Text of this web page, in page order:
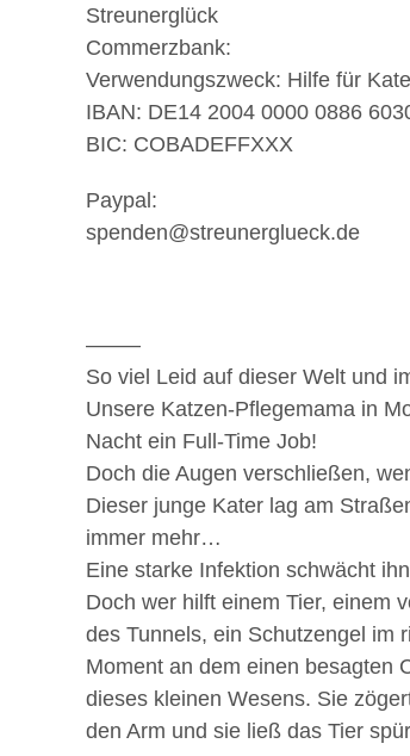
Streunerglück
Commerzbank:
Verwendungszweck: Hilfe für
IBAN: DE14 2004 0000 0886
BIC: COBADEFFXXX
Paypal:
spenden@streunerglueck.de
——–
So viel Leid auf dieser Welt und
Unsere Katzen-Pflegemama in
Nacht ein Full-Time Job!
Doch die Augen verschließen,
Dieser junge Kater lag am
immer mehr…
Eine starke Infektion schwächt
Doch wer hilft einem Tier, einem
des Tunnels, ein Schutzengel im
Moment an dem einen besagten
dieses kleinen Wesens. Sie
den Arm und sie ließ das Tier